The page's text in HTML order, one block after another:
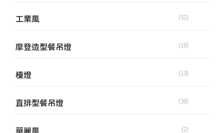
工業風 (52)
摩登造型餐吊燈 (10)
檯燈 (13)
直排型餐吊燈 (30)
華麗風 (2)